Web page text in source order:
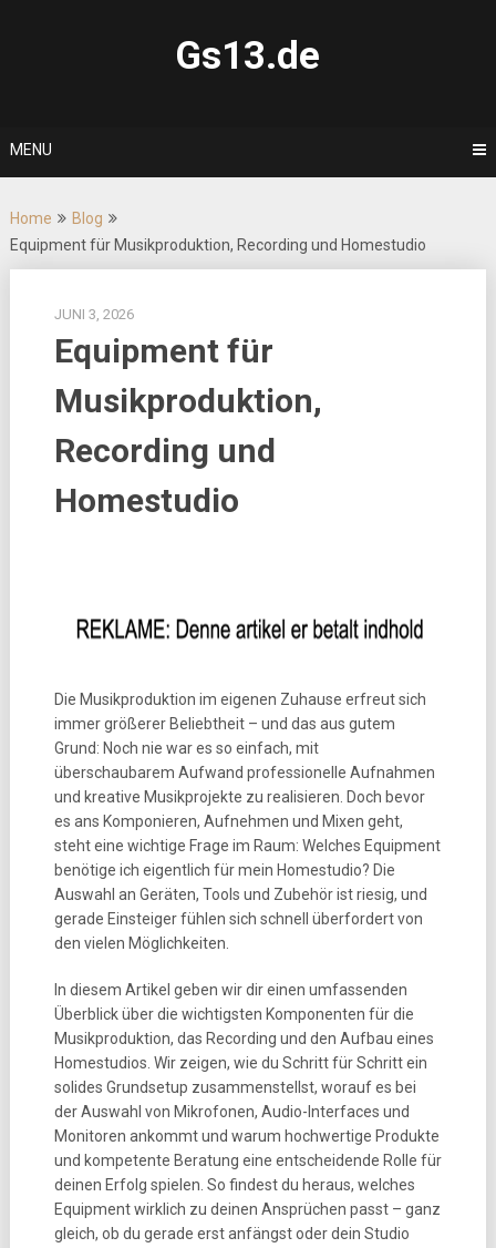
Gs13.de
MENU
Home
Blog
Equipment für Musikproduktion, Recording und Homestudio
JUNI 3, 2026
Equipment für
Musikproduktion,
Recording und
Homestudio
Die Musikproduktion im eigenen Zuhause erfreut sich
immer größerer Beliebtheit – und das aus gutem
Grund: Noch nie war es so einfach, mit
überschaubarem Aufwand professionelle Aufnahmen
und kreative Musikprojekte zu realisieren. Doch bevor
es ans Komponieren, Aufnehmen und Mixen geht,
steht eine wichtige Frage im Raum: Welches Equipment
benötige ich eigentlich für mein Homestudio? Die
Auswahl an Geräten, Tools und Zubehör ist riesig, und
gerade Einsteiger fühlen sich schnell überfordert von
den vielen Möglichkeiten.
In diesem Artikel geben wir dir einen umfassenden
Überblick über die wichtigsten Komponenten für die
Musikproduktion, das Recording und den Aufbau eines
Homestudios. Wir zeigen, wie du Schritt für Schritt ein
solides Grundsetup zusammenstellst, worauf es bei
der Auswahl von Mikrofonen, Audio-Interfaces und
Monitoren ankommt und warum hochwertige Produkte
und kompetente Beratung eine entscheidende Rolle für
deinen Erfolg spielen. So findest du heraus, welches
Equipment wirklich zu deinen Ansprüchen passt – ganz
gleich, ob du gerade erst anfängst oder dein Studio